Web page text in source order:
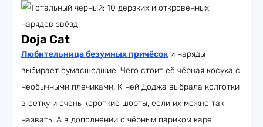
Doja Cat
Любительница безумных причёсок и наряды
выбирает сумасшедшие. Чего стоит её чёрная косуха с
необычными плечиками. К ней Доджа выбрала колготки
в сетку и очень короткие шорты, если их можно так
назвать. А в дополнении с чёрным париком каре